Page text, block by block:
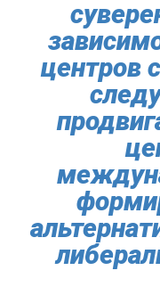
центров